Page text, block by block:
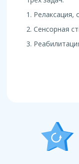
1. Релаксация,
2. Сенсорная
3.